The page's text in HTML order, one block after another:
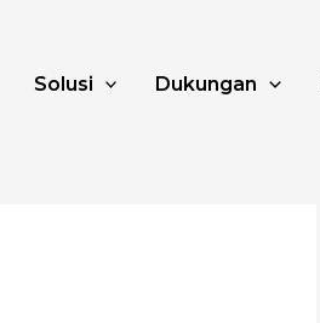
Solusi Dukungan